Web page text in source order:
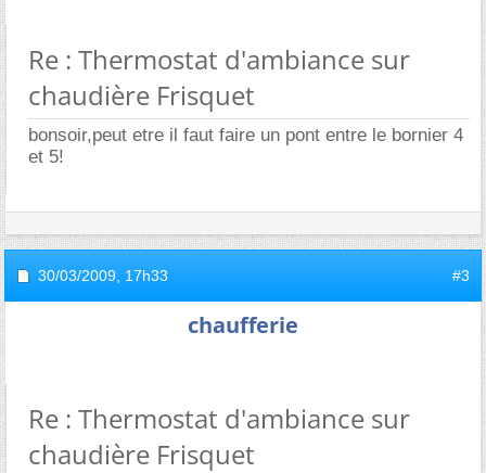
Re : Thermostat d'ambiance sur
chaudière Frisquet
bonsoir,peut etre il faut faire un pont entre le bornier 4
et 5!
30/03/2009, 17h33 #3
chaufferie
Re : Thermostat d'ambiance sur
chaudière Frisquet